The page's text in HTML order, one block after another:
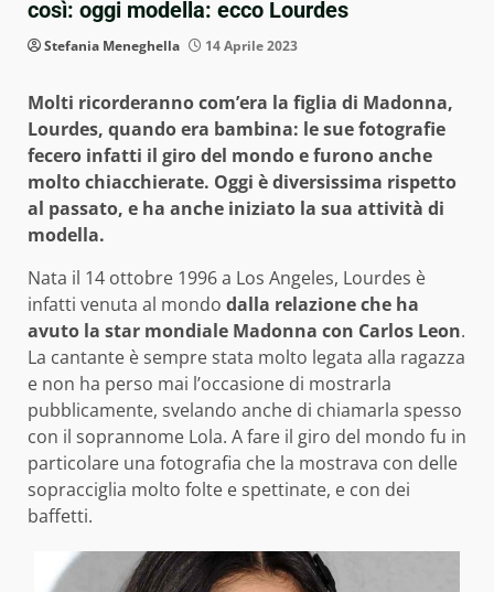
così: oggi modella: ecco Lourdes
Stefania Meneghella 14 Aprile 2023
Molti ricorderanno com’era la figlia di Madonna,
Lourdes, quando era bambina: le sue fotografie
fecero infatti il giro del mondo e furono anche
molto chiacchierate. Oggi è diversissima rispetto
al passato, e ha anche iniziato la sua attività di
modella.
Nata il 14 ottobre 1996 a Los Angeles, Lourdes è
infatti venuta al mondo dalla relazione che ha
avuto la star mondiale Madonna con Carlos Leon.
La cantante è sempre stata molto legata alla ragazza
e non ha perso mai l’occasione di mostrarla
pubblicamente, svelando anche di chiamarla spesso
con il soprannome Lola. A fare il giro del mondo fu in
particolare una fotografia che la mostrava con delle
sopracciglia molto folte e spettinate, e con dei
baffetti.